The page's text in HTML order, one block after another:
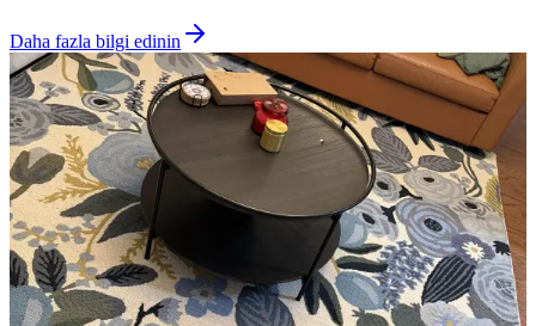
Daha fazla bilgi edinin